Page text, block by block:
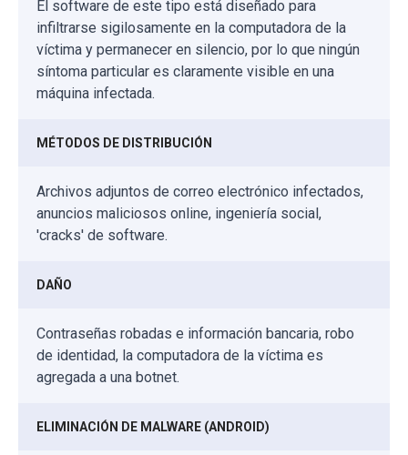
El software de este tipo está diseñado para
infiltrarse sigilosamente en la computadora de la
víctima y permanecer en silencio, por lo que ningún
síntoma particular es claramente visible en una
máquina infectada.
MÉTODOS DE DISTRIBUCIÓN
Archivos adjuntos de correo electrónico infectados,
anuncios maliciosos online, ingeniería social,
'cracks' de software.
DAÑO
Contraseñas robadas e información bancaria, robo
de identidad, la computadora de la víctima es
agregada a una botnet.
ELIMINACIÓN DE MALWARE (ANDROID)